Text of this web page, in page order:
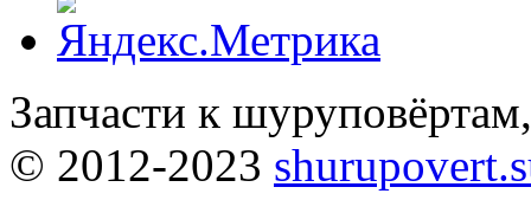
Запчасти к
© 2012-2023